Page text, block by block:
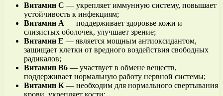
Витамин С — укрепляет иммунную систему, повышает
устойчивость к инфекциям;
Витамин А — поддерживает здоровье кожи и
слизистых оболочек, улучшает зрение;
Витамин Е — является мощным антиоксидантом,
защищает клетки от вредного воздействия свободных
радикалов;
Витамин В6 — участвует в обмене веществ,
поддерживает нормальную работу нервной системы;
Витамин К — необходим для нормального свертывания
крови, укрепляет кости;